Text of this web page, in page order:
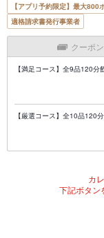
【アプリ予約限定】最大800
適格請求書発行事業者
クーポン
【満足コース】全9品120
【厳選コース】全10品120
カ
下記ボタン